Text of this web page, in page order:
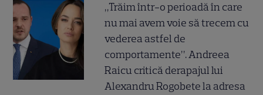
„Trăim într-o perioadă în care
nu mai avem voie să trecem cu
vederea astfel de
comportamente”. Andreea
Raicu critică derapajul lui
Alexandru Rogobete la adresa